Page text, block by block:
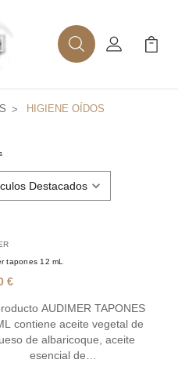
BuscarMi Cuenta
Mi
HIGIENE OÍDOS
tapones 12 mL
€
AUDIMER TAPONES
contiene aceite vegetal de
de albaricoque, aceite
esencial de…